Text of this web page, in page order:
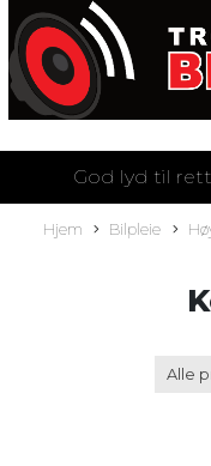
God lyd til rett
Hjem Bilpleie